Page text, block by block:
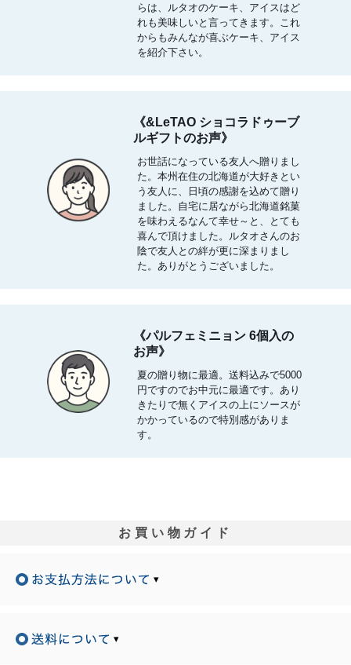
らは、ルタオのケーキ、アイスはど
れも美味しいと言ってきます。これ
からもみんなが喜ぶケーキ、アイス
を紹介下さい。
《&LeTAO ショコラドゥーブ
ルギフトのお声》
お世話になっている友人へ贈りまし
た。本州在住の北海道が大好きとい
う友人に、日頃の感謝を込めて贈り
ました。自宅に居ながら北海道銘菓
を味わえるなんて幸せ～と、とても
喜んで頂けました。ルタオさんのお
陰で友人との絆が更に深まりまし
た。ありがとうございました。
《パルフェミニョン 6個入の
お声》
夏の贈り物に最適。送料込みで5000
円ですのでお中元に最適です。あり
きたりで無くアイスの上にソースが
かかっているので特別感がありま
す。
お買い物ガイド
▾
▾